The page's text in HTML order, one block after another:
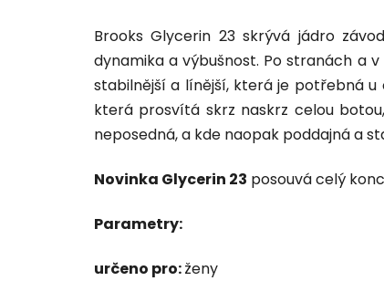
Brooks Glycerin 23 skrývá jádro
dynamika a výbušnost. Po stranách a
stabilnější a línější, která je potřebná
která prosvítá skrz naskrz celou
neposedná, a kde naopak poddajná a
Novinka Glycerin 23 posouvá celý
Parametry:
určeno pro:ženy